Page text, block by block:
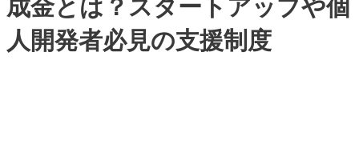
成金とは？スタートアップや個
人開発者必見の支援制度